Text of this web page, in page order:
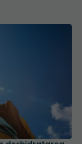
deshidratarea